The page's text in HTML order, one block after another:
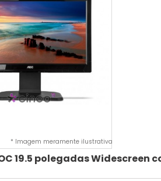
* Imagem meramente ilustrativa
19.5 polegadas Widescreen